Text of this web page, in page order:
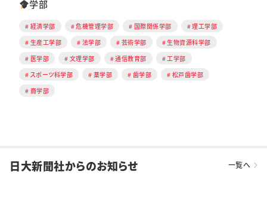
学部
経済学部 危機管理学部 国際関係学部
理工学部
生産工学部
法学部 芸術学部
生物資源科学部
医学部
文理学部 通信教育部
工学部
スポーツ科学部
薬学部 歯学部
松戸歯学部
商学部
日大新聞社からのお知らせ 一覧へ